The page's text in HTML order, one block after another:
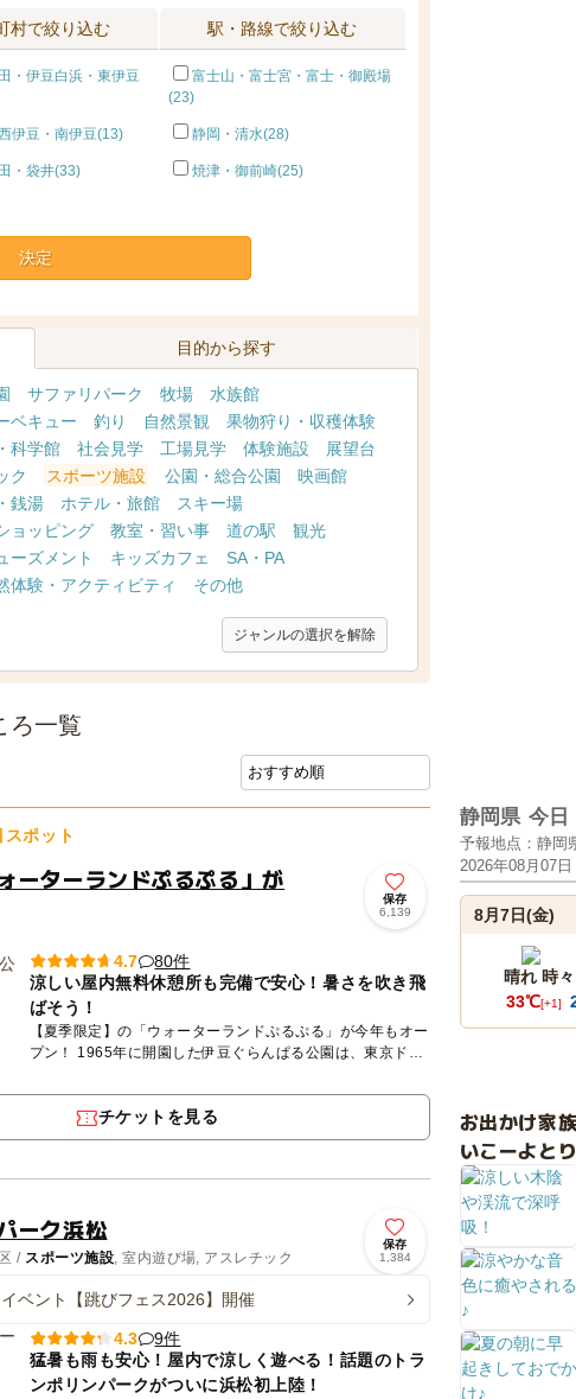
村で絞り込む 駅・路線で絞り込む
・伊豆白浜・東伊豆
富士山・富士宮・富士・御殿場
(23)
伊豆・南伊豆(13) 静岡・清水(28)
・袋井(33) 焼津・御前崎(25)
決定
目的から探す
サファリパーク 牧場
水族館
ベキュー 釣り 自然景観
果物狩り・収穫体験
科学館 社会見学 工場見学 体験施設
展望台
ク スポーツ施設 公園・総合公園
映画館
銭湯 ホテル・旅館
スキー場
ョッピング 教室・習い事 道の駅
観光
ーズメント キッズカフェ
SA・PA
体験・アクティビティ その他
ジャンルの選択を解除
ろ一覧
スポット
ーターランドぷるぷる」が
保存
6,139
4.7
80件
涼しい屋内無料休憩所も完備で安心！暑さを吹き飛
ばそう！
【夏季限定】の「ウォーターランドぷるぷる」が今年もオー
プン！ 1965年に開園した伊豆ぐらんぱる公園は、東京ドー
ク...
チケットを見る
ーク浜松
/ スポーツ施設 , 室内遊び場, アスレチック
保存
1,384
ベント【跳びフェス2026】開催
4.3
9件
猛暑も雨も安心！屋内で涼しく遊べる！話題のトラ
ンポリンパークがついに浜松初上陸！
静岡県 今日
予報地点：静岡
2026年08月07
8月7日(金)
晴れ 時
33℃[+1]
お出かけ家
いこーよと